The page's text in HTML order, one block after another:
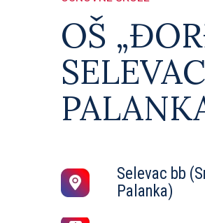
OŠ
Selevac bb
Palanka)